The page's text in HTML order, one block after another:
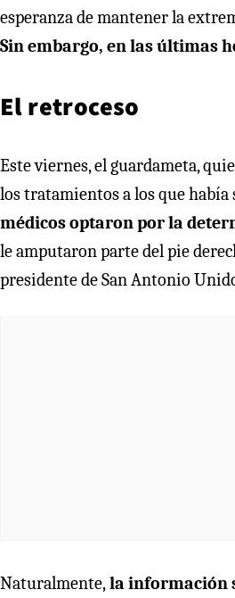
esperanza de mantener la
Sin embargo, en las últimas
El retroceso
Este viernes, el guardameta,
los tratamientos a los que había
médicos optaron por la
le amputaron parte del pie
presidente de San Antonio
Naturalmente,la información